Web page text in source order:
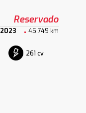
Reservado
2023 45.749 km
261 cv